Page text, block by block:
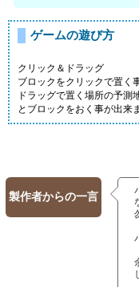
ゲームの遊び方
クリック＆ドラッグ
ブロックをクリックで置く
ドラッグで置く場所の予測
とブロックをおく事が出来
製作者からの一言